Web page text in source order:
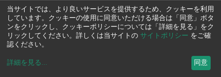
当サイトでは、より良いサービスを提供するため、クッキーを利用
しています。クッキーの使用に同意いただける場合は「同意」ボタ
ンをクリックし、クッキーポリシーについては「詳細を見る」をク
リックしてください。詳しくは当サイトの サイトポリシー をご確
認ください。
詳細を見る ... 同意